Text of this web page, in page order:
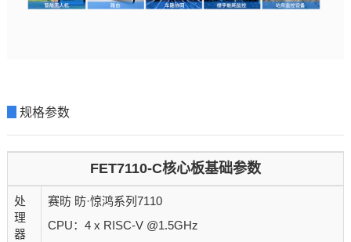
规格参数
FET7110-C核心板基础参数
处
理
器
赛昉 昉·惊鸿系列7110
CPU：4 x RISC-V @1.5GHz